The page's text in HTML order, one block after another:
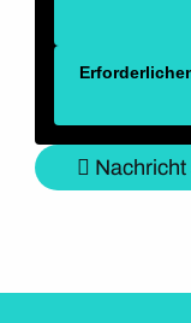
Nachricht